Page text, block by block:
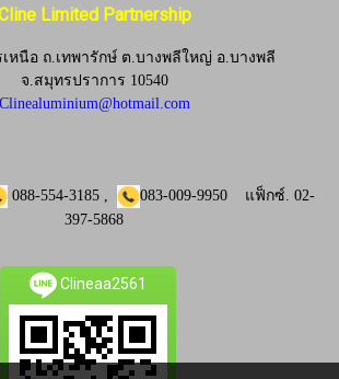
Limited Partnership
หนือ ถ.เทพารักษ์ ต.บางพลีใหญ่ อ.บางพลี
จ.สมุทรปราการ 10540
Clinealuminium@hotmail.com
088-554-3185 , 083-009-9950 แฟ็กซ์. 02-
397-5868
Clineaa2561